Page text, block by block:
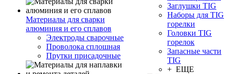
Материалы для сварки
алюминия и его сплавов
Электроды сварочные
Проволока сплошная
Прутки присадочные
Заглушки TIG
Наборы для TIG
горелки
Головки TIG
горелок
Запасные части
TIG
+ ЕЩЕ